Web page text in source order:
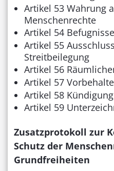
Artikel 53 Wahrung
Menschenrechte
Artikel 54
Artikel 55
Streitbeilegung
Artikel 56
Artikel 57 Vorbehalte
Artikel 58 Kündigung
Artikel 59
Zusatzprotokoll zur
Schutz der
Grundfreiheiten